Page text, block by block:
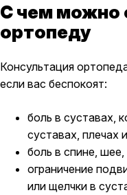
С чем можно
ортопеду
Консультация
если вас беспокоят:
боль в суставах,
суставах, плечах
боль в спине, шее,
ограничение
или щелчки в